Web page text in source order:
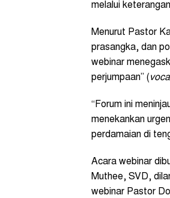
melalui
Menurut Pastor
prasangka, dan
webinar
perjumpaan” (
“Forum ini
menekankan
perdamaian di
Acara webinar
Muthee, SVD,
webinar Pastor